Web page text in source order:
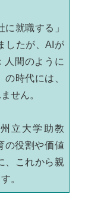
就職する」
したが、AIが
人間のように
時代には、
せん。
立大学助教
の役割や価値
、これから親
。